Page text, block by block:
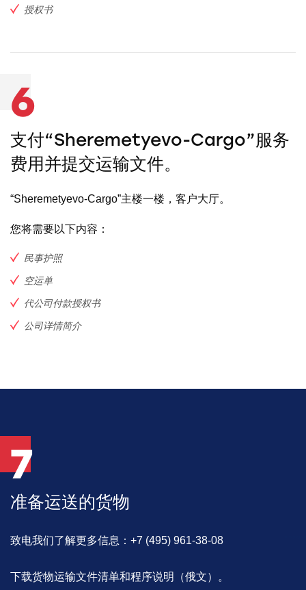
授权书
6
支付“Sheremetyevo-Cargo”服务
费用并提交运输文件。
“Sheremetyevo-Cargo”主楼一楼，客户大厅。
您将需要以下内容：
民事护照
空运单
代公司付款授权书
公司详情简介
7
准备运送的货物
致电我们了解更多信息：+7 (495) 961-38-08
下载货物运输文件清单和程序说明（俄文）。